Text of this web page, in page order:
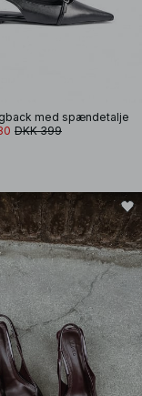
med spændetalje
DKK 399